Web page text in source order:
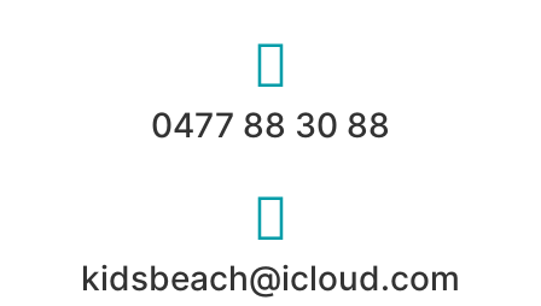
0477 88 30 88
kidsbeach@icloud.com